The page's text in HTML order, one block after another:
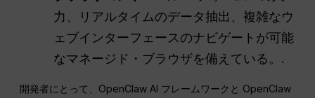
力、リアルタイムのデータ抽出、複雑なウ
ェブインターフェースのナビゲートが可能
なマネージド・ブラウザを備えている。.
開発者にとって、OpenClaw AI フレームワークと OpenClaw